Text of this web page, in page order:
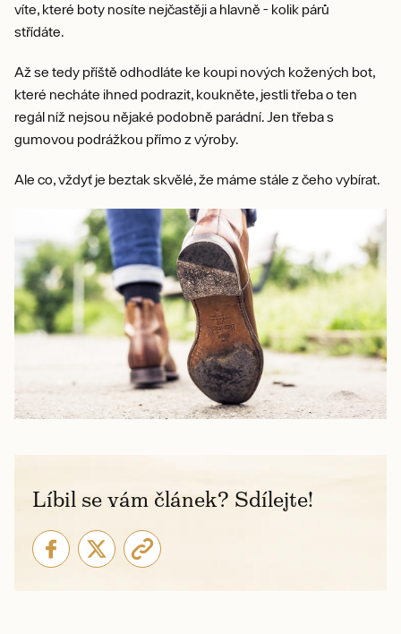
víte, které boty nosíte nejčastěji a hlavně - kolik párů
střídáte.
Až se tedy příště odhodláte ke koupi nových kožených bot,
které necháte ihned podrazit, koukněte, jestli třeba o ten
regál níž nejsou nějaké podobně parádní. Jen třeba s
gumovou podrážkou přímo z výroby.
Ale co, vždyť je beztak skvělé, že máme stále z čeho vybírat.
Líbil se vám článek? Sdílejte!